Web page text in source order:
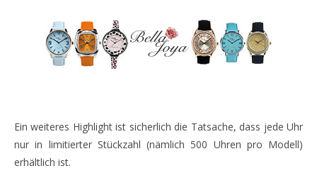
Ein weiteres Highlight ist sicherlich die Tatsache, dass jede Uhr
nur in limitierter Stückzahl (nämlich 500 Uhren pro Modell)
erhältlich ist.